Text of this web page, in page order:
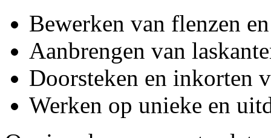
Bewerken van flenzen
Aanbrengen van
Doorsteken en inkorten
Werken op unieke en